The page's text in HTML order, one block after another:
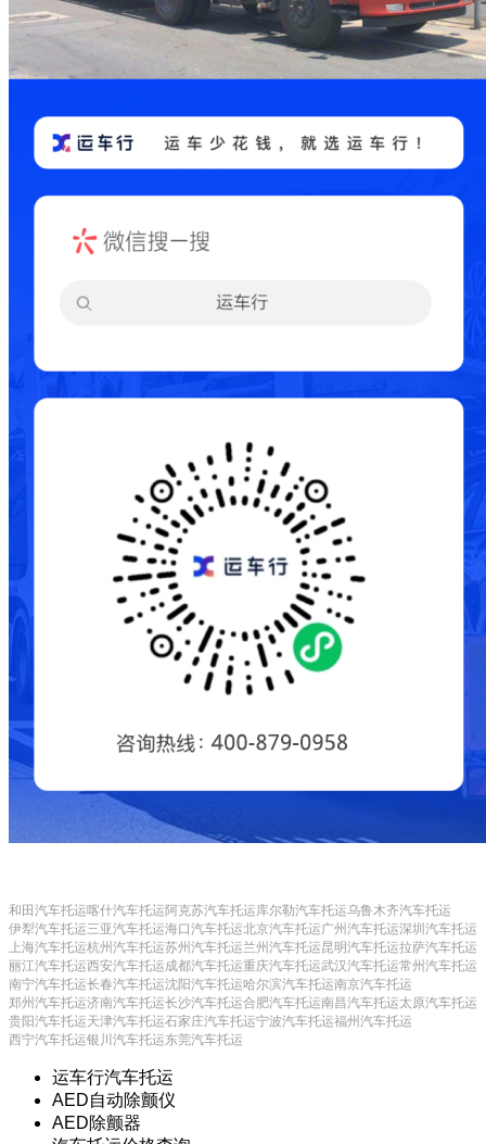
和田汽车托运喀什汽车托运阿克苏汽车托运库尔勒汽车托运乌鲁木齐汽车托运
伊犁汽车托运三亚汽车托运海口汽车托运北京汽车托运广州汽车托运深圳汽车托运
上海汽车托运杭州汽车托运苏州汽车托运兰州汽车托运昆明汽车托运拉萨汽车托运
丽江汽车托运西安汽车托运成都汽车托运重庆汽车托运武汉汽车托运常州汽车托运
南宁汽车托运长春汽车托运沈阳汽车托运哈尔滨汽车托运南京汽车托运
郑州汽车托运济南汽车托运长沙汽车托运合肥汽车托运南昌汽车托运太原汽车托运
贵阳汽车托运天津汽车托运石家庄汽车托运宁波汽车托运福州汽车托运
西宁汽车托运银川汽车托运东莞汽车托运
运车行汽车托运
AED自动除颤仪
AED除颤器